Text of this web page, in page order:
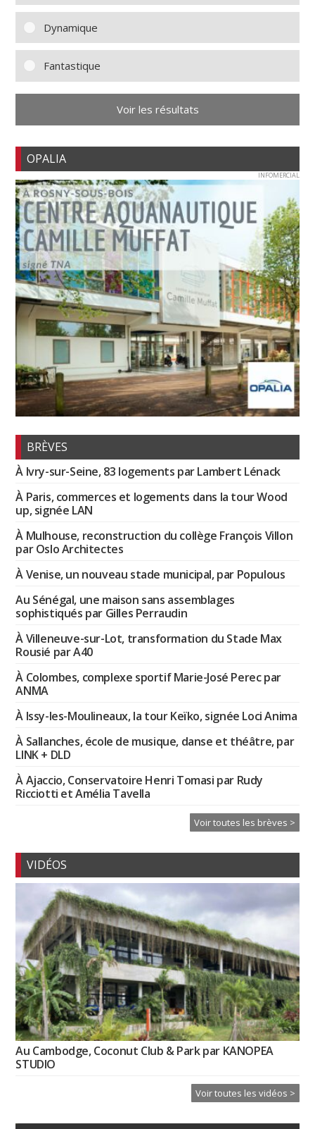
Dynamique
Fantastique
Voir les résultats
OPALIA
INFOMERCIAL
BRÈVES
À Ivry-sur-Seine, 83 logements par Lambert Lénack
À Paris, commerces et logements dans la tour Wood
up, signée LAN
À Mulhouse, reconstruction du collège François Villon
par Oslo Architectes
À Venise, un nouveau stade municipal, par Populous
Au Sénégal, une maison sans assemblages
sophistiqués par Gilles Perraudin
À Villeneuve-sur-Lot, transformation du Stade Max
Rousié par A40
À Colombes, complexe sportif Marie-José Perec par
ANMA
À Issy-les-Moulineaux, la tour Keïko, signée Loci Anima
À Sallanches, école de musique, danse et théâtre, par
LINK + DLD
À Ajaccio, Conservatoire Henri Tomasi par Rudy
Ricciotti et Amélia Tavella
Voir toutes les brèves >
VIDÉOS
Au Cambodge, Coconut Club & Park par KANOPEA
STUDIO
Voir toutes les vidéos >